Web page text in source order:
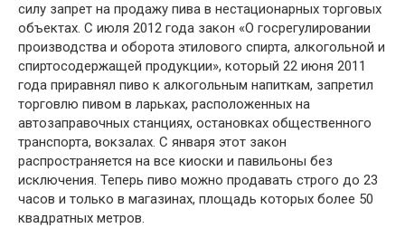
силу запрет на продажу пива в нестационарных торговых
объектах. С июля 2012 года закон «О госрегулировании
производства и оборота этилового спирта, алкогольной и
спиртосодержащей продукции», который 22 июня 2011
года приравнял пиво к алкогольным напиткам, запретил
торговлю пивом в ларьках, расположенных на
автозаправочных станциях, остановках общественного
транспорта, вокзалах. С января этот закон
распространяется на все киоски и павильоны без
исключения. Теперь пиво можно продавать строго до 23
часов и только в магазинах, площадь которых более 50
квадратных метров.